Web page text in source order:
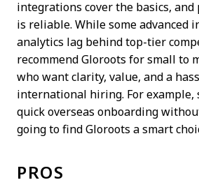
integrations cover the basics, and
is reliable. While some advanced
analytics lag behind top-tier
recommend Gloroots for small to
who want clarity, value, and a
international hiring. For example,
quick overseas onboarding
going to find Gloroots a smart
PROS